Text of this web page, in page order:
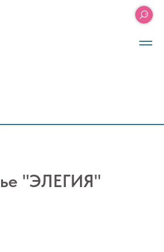
"ЭЛЕГИЯ"